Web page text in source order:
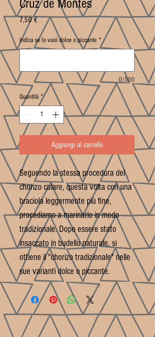
Cruz de Montes
7,50 €Prezzo
Indica se lo vuoi dolce o piccante *
0/500
Quantità *
Aggiungi al carrello
Seguendo la stessa procedura del
chorizo culare, questa volta con una
braciola leggermente più fine,
procediamo a marinarlo in modo
tradizionale. Dopo essere stato
insaccato in budello naturale, si
ottiene il "chorizo tradizionale" nelle
sue varianti dolce o piccante.